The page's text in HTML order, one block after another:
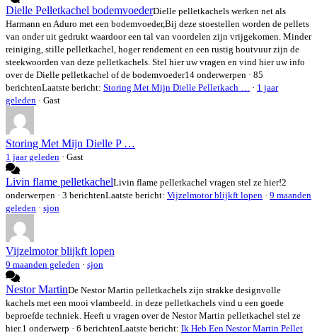
Dielle Pelletkachel bodemvoederDielle pelletkachels werken net als
Harmann en Aduro met een bodemvoeder,Bij deze stoestellen worden de pellets
van onder uit gedrukt waardoor een tal van voordelen zijn vrijgekomen. Minder
reiniging, stille pelletkachel, hoger rendement en een rustig houtvuur zijn de
steekwoorden van deze pelletkachels. Stel hier uw vragen en vind hier uw info
over de Dielle pelletkachel of de bodemvoeder14 onderwerpen · 85
berichtenLaatste bericht: Storing Met Mijn Dielle Pelletkach … · 1 jaar
geleden · Gast
Storing Met Mijn Dielle P …
1 jaar geleden · Gast
Livin flame pelletkachelLivin flame pelletkachel vragen stel ze hier!2
onderwerpen · 3 berichtenLaatste bericht: Vijzelmotor blijkft lopen · 9 maanden
geleden · sjon
Vijzelmotor blijkft lopen
9 maanden geleden · sjon
Nestor MartinDe Nestor Martin pelletkachels zijn strakke designvolle
kachels met een mooi vlambeeld. in deze pelletkachels vind u een goede
beproefde techniek. Heeft u vragen over de Nestor Martin pelletkachel stel ze
hier.1 onderwerp · 6 berichtenLaatste bericht: Ik Heb Een Nestor Martin Pellet